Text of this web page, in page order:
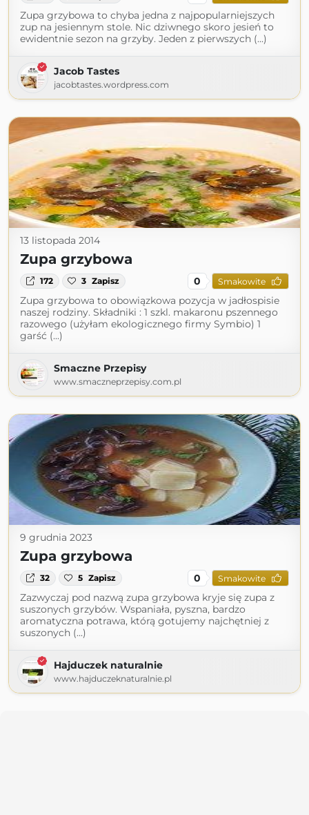
Zupa grzybowa to chyba jedna z najpopularniejszych
zup na jesiennym stole. Nic dziwnego skoro jesień to
ewidentnie sezon na grzyby. Jeden z pierwszych (...)
Jacob Tastes
jacobtastes.wordpress.com
13 listopada 2014
Zupa grzybowa
172 3 Zapisz 0 Smakowite
Zupa grzybowa to obowiązkowa pozycja w jadłospisie
naszej rodziny. Składniki : 1 szkl. makaronu pszennego
razowego (użyłam ekologicznego firmy Symbio) 1
garść (...)
Smaczne Przepisy
www.smaczneprzepisy.com.pl
9 grudnia 2023
Zupa grzybowa
32 5 Zapisz 0 Smakowite
Zazwyczaj pod nazwą zupa grzybowa kryje się zupa z
suszonych grzybów. Wspaniała, pyszna, bardzo
aromatyczna potrawa, którą gotujemy najchętniej z
suszonych (...)
Hajduczek naturalnie
www.hajduczeknaturalnie.pl